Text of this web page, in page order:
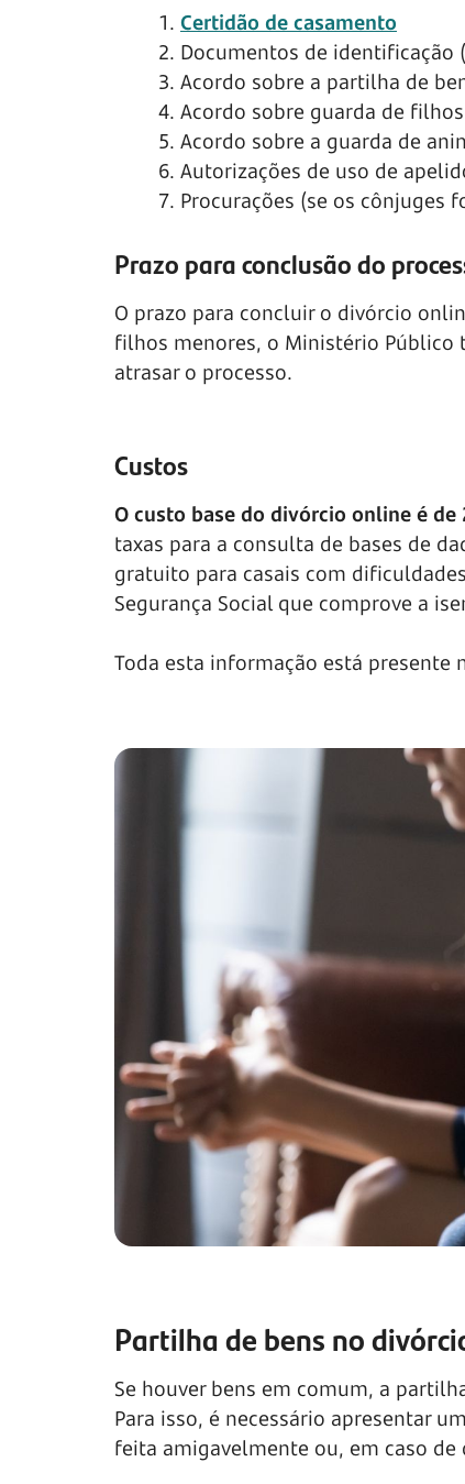
1. Certidão de casamento
2. Documentos de identificação
3. Acordo sobre a partilha de
4. Acordo sobre guarda de
5. Acordo sobre a guarda de
6. Autorizações de uso de
7. Procurações (se os cônjuges
Prazo para conclusão do
O prazo para concluir o divórcio
filhos menores, o Ministério Público
atrasar o processo.
Custos
O custo base do divórcio online é de
taxas para a consulta de bases de
gratuito para casais com
Segurança Social que comprove a
Toda esta informação está presente
Partilha de bens no
Se houver bens em comum, a
Para isso, é necessário apresentar
feita amigavelmente ou, em caso